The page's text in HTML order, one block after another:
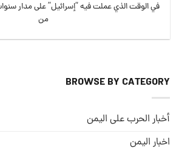
في الوقت الذي عملت فيه “إسرائيل” على مدار
من
BROWSE BY CATEGORY
أخبار الحرب على اليمن
اخبار اليمن